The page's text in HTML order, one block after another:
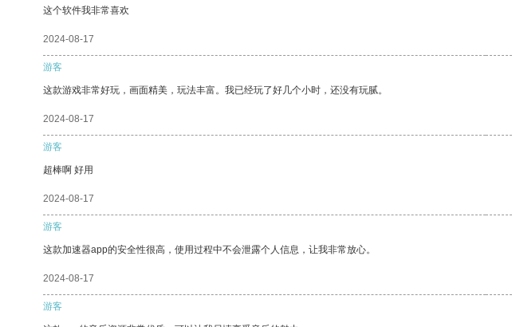
这个软件我非常喜欢
2024-08-17
游客
这款游戏非常好玩，画面精美，玩法丰富。我已经玩了好几个小时，还没有玩腻。
2024-08-17
游客
超棒啊 好用
2024-08-17
游客
这款加速器app的安全性很高，使用过程中不会泄露个人信息，让我非常放心。
2024-08-17
游客